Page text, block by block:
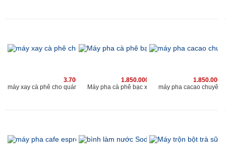
3.700.000 vnđ
1.850.000 vnđ
Máy pha cà phê bạc xỉu chuyên nghiệp
1.850.000
máy pha cacao chuyên